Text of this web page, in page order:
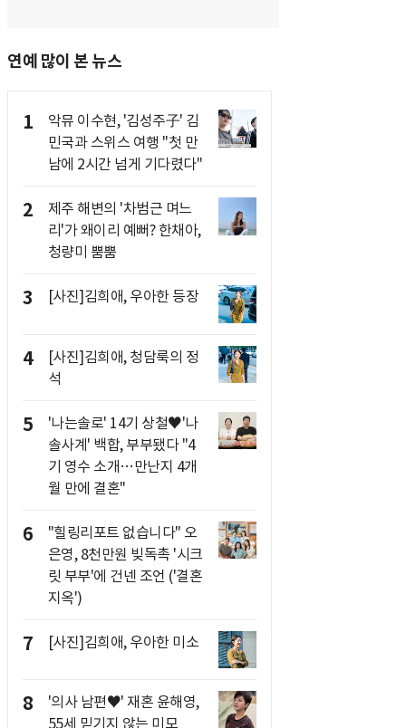
연예 많이 본 뉴스
1
악뮤 이수현, '김성주子' 김
민국과 스위스 여행 "첫 만
남에 2시간 넘게 기다렸다"
2
제주 해변의 '차범근 며느
리'가 왜이리 예뻐? 한채아,
청량미 뿜뿜
3 [사진]김희애, 우아한 등장
4
[사진]김희애, 청담룩의 정
석
5
'나는솔로' 14기 상철♥'나
솔사계' 백합, 부부됐다 "4
기 영수 소개…만난지 4개
월 만에 결혼"
6
"힐링리포트 없습니다" 오
은영, 8천만원 빚독촉 '시크
릿 부부'에 건넨 조언 ('결혼
지옥')
7 [사진]김희애, 우아한 미소
8
'의사 남편♥' 재혼 윤해영,
55세 믿기지 않는 미모